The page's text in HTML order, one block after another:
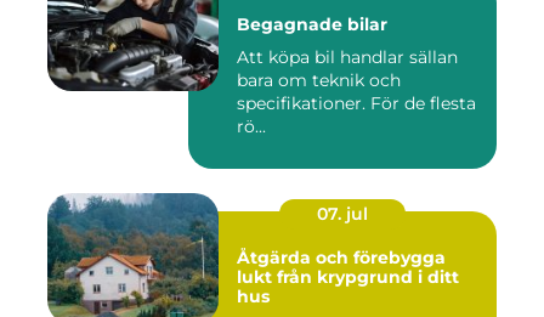
Begagnade bilar
Att köpa bil handlar sällan
bara om teknik och
specifikationer. För de flesta
rö...
07. jul
Åtgärda och förebygga
lukt från krypgrund i ditt
hus